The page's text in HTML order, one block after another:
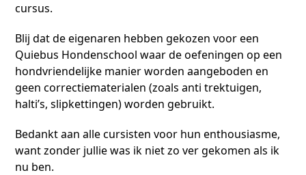
cursus.
Blij dat de eigenaren hebben gekozen voor een
Quiebus Hondenschool waar de oefeningen op een
hondvriendelijke manier worden aangeboden en
geen correctiematerialen (zoals anti trektuigen,
halti’s, slipkettingen) worden gebruikt.
Bedankt aan alle cursisten voor hun enthousiasme,
want zonder jullie was ik niet zo ver gekomen als ik
nu ben.